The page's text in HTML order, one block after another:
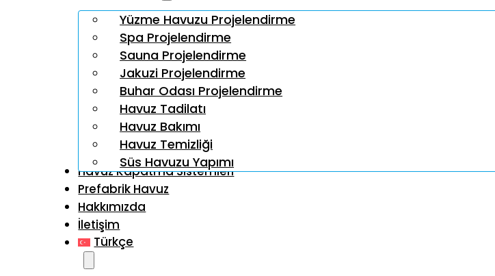
Yüzme Havuzu Projelendirme
Spa Projelendirme
Sauna Projelendirme
Jakuzi Projelendirme
Buhar Odası Projelendirme
Havuz Tadilatı
Havuz Bakımı
Havuz Temizliği
Süs Havuzu Yapımı
Havuz Kapatma Sistemleri
Prefabrik Havuz
Hakkımızda
İletişim
Türkçe